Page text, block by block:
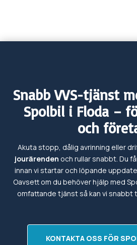
Snabb VVS-tjänst
Spolbil i Floda–
och
Akuta stopp, dålig avrinning eller
jourärenden och rullar snabbt. Du
innan vi startar och löpande
Oavsett om du behöver hjälp med
omfattande tjänst så kan vi snabbt
KONTAKTA OSS FÖR